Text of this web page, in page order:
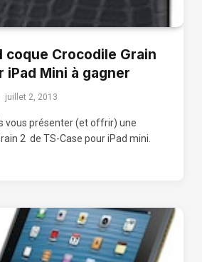
coque Crocodile Grain
iPad Mini à gagner
juillet 2, 2013
vous présenter (et offrir) une
2 de TS-Case pour iPad mini.